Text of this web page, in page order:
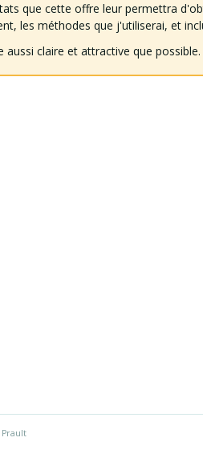
que cette offre leur permettra
les méthodes que j'utiliserai, et
aussi claire et attractive que possible.
Prault